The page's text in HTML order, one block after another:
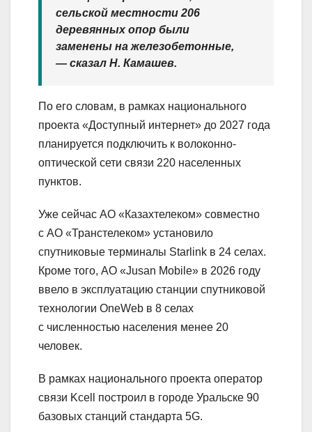
сельской местности 206
деревянных опор были
заменены на железобетонные,
— сказал Н. Камашев.
По его словам, в рамках национального
проекта «Доступный интернет» до 2027 года
планируется подключить к волоконно-
оптической сети связи 220 населенных
пунктов.
Уже сейчас АО «Казахтелеком» совместно
с АО «Транстелеком» установило
спутниковые терминалы Starlink в 24 селах.
Кроме того, АО «Jusan Mobile» в 2026 году
ввело в эксплуатацию станции спутниковой
технологии OneWeb в 8 селах
с численностью населения менее 20
человек.
В рамках национального проекта оператор
связи Kcell построил в городе Уральске 90
базовых станций стандарта 5G.